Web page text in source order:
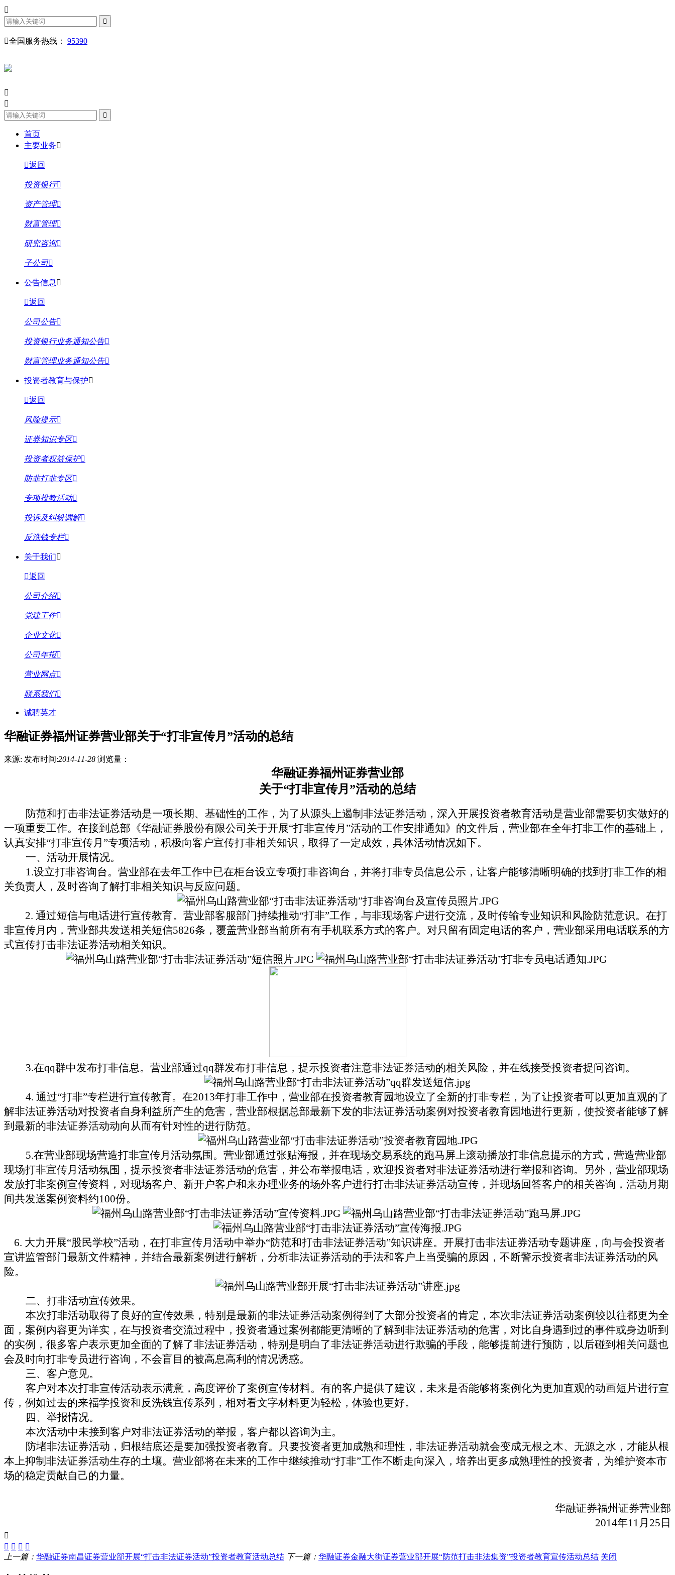
全国服务热线： 95390
首页
主要业务
返回
投资银行
资产管理
财富管理
研究咨询
子公司
公告信息
返回
公司公告
投资银行业务通知公告
财富管理业务通知公告
投资者教育与保护
返回
风险提示
证券知识专区
投资者权益保护
防非打非专区
专项投教活动
投诉及纠纷调解
反洗钱专栏
关于我们
返回
公司介绍
党建工作
企业文化
公司年报
营业网点
联系我们
诚聘英才
华融证券福州证券营业部关于“打非宣传月”活动的总结
来源: 发布时间:2014-11-28 浏览量：
华融证券福州证券营业部
关于“打非宣传月”活动的总结
防范和打击非法证券活动是一项长期、基础性的工作，为了从源头上遏制非法证券活动，深入开展投资者教育活动是营业部需要切实做好的
一项重要工作。在接到总部《华融证券股份有限公司关于开展“打非宣传月”活动的工作安排通知》的文件后，营业部在全年打非工作的基础上，
认真安排“打非宣传月”专项活动，积极向客户宣传打非相关知识，取得了一定成效，具体活动情况如下。
一、活动开展情况。
1.设立打非咨询台。营业部在去年工作中已在柜台设立专项打非咨询台，并将打非专员信息公示，让客户能够清晰明确的找到打非工作的相
关负责人，及时咨询了解打非相关知识与反应问题。
2. 通过短信与电话进行宣传教育。营业部客服部门持续推动“打非”工作，与非现场客户进行交流，及时传输专业知识和风险防范意识。在打
非宣传月内，营业部共发送相关短信5826条，覆盖营业部当前所有有手机联系方式的客户。对只留有固定电话的客户，营业部采用电话联系的方
式宣传打击非法证券活动相关知识。
3.在qq群中发布打非信息。营业部通过qq群发布打非信息，提示投资者注意非法证券活动的相关风险，并在线接受投资者提问咨询。
4. 通过“打非”专栏进行宣传教育。在2013年打非工作中，营业部在投资者教育园地设立了全新的打非专栏，为了让投资者可以更加直观的了
解非法证券活动对投资者自身利益所产生的危害，营业部根据总部最新下发的非法证券活动案例对投资者教育园地进行更新，使投资者能够了解
到最新的非法证券活动动向从而有针对性的进行防范。
5.在营业部现场营造打非宣传月活动氛围。营业部通过张贴海报，并在现场交易系统的跑马屏上滚动播放打非信息提示的方式，营造营业部
现场打非宣传月活动氛围，提示投资者非法证券活动的危害，并公布举报电话，欢迎投资者对非法证券活动进行举报和咨询。另外，营业部现场
发放打非案例宣传资料，对现场客户、新开户客户和来办理业务的场外客户进行打击非法证券活动宣传，并现场回答客户的相关咨询，活动月期
间共发送案例资料约100份。
6. 大力开展“股民学校”活动，在打非宣传月活动中举办“防范和打击非法证券活动”知识讲座。开展打击非法证券活动专题讲座，向与会投资者
宣讲监管部门最新文件精神，并结合最新案例进行解析，分析非法证券活动的手法和客户上当受骗的原因，不断警示投资者非法证券活动的风
险。
二、打非活动宣传效果。
本次打非活动取得了良好的宣传效果，特别是最新的非法证券活动案例得到了大部分投资者的肯定，本次非法证券活动案例较以往都更为全
面，案例内容更为详实，在与投资者交流过程中，投资者通过案例都能更清晰的了解到非法证券活动的危害，对比自身遇到过的事件或身边听到
的实例，很多客户表示更加全面的了解了非法证券活动，特别是明白了非法证券活动进行欺骗的手段，能够提前进行预防，以后碰到相关问题也
会及时向打非专员进行咨询，不会盲目的被高息高利的情况诱惑。
三、客户意见。
客户对本次打非宣传活动表示满意，高度评价了案例宣传材料。有的客户提供了建议，未来是否能够将案例化为更加直观的动画短片进行宣
传，例如过去的来福学投资和反洗钱宣传系列，相对看文字材料更为轻松，体验也更好。
四、举报情况。
本次活动中未接到客户对非法证券活动的举报，客户都以咨询为主。
防堵非法证券活动，归根结底还是要加强投资者教育。只要投资者更加成熟和理性，非法证券活动就会变成无根之木、无源之水，才能从根
本上抑制非法证券活动生存的土壤。营业部将在未来的工作中继续推动“打非”工作不断走向深入，培养出更多成熟理性的投资者，为维护资本市
场的稳定贡献自己的力量。
华融证券福州证券营业部
2014年11 月 25 日
上一篇： 华融证券南昌证券营业部开展“打击非法证券活动”投资者教育活动总结 下一篇： 华融证券金融大街证券营业部开展“防范打击非法集资”投资者教育宣传活动总结 关闭